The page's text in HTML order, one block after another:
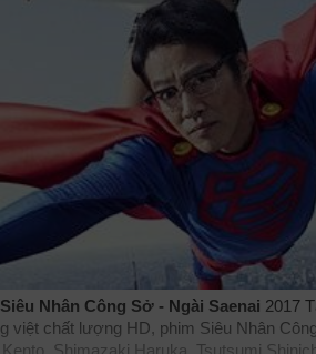
Siêu Nhân Công Sở - Ngài Saenai 2017
việt chất lượng HD, phim Siêu Nhân